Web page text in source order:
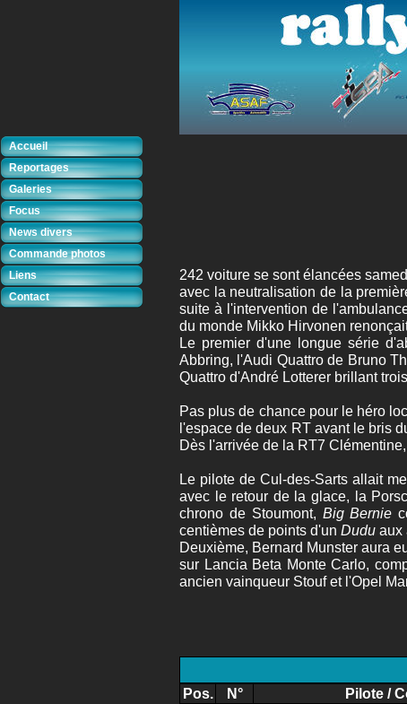
Accueil
Reportages
Galeries
Focus
News divers
Commande photos
Liens
Contact
242 voiture se sont élancées
avec la neutralisation de la
suite à l'intervention de
du monde Mikko Hirvonen
Le premier d'une longue série
Abbring, l'Audi Quattro de Bruno
Quattro d'André Lotterer brillant
Pas plus de chance pour le héro
l'espace de deux RT avant le bris
Dès l'arrivée de la RT7
Le pilote de Cul-des-Sarts allait
avec le retour de la glace, la
chrono de Stoumont, Big Bernie
centièmes de points d'un Dudu aux
Deuxième, Bernard Munster aura
sur Lancia Beta Monte Carlo,
ancien vainqueur Stouf et l'Opel
Pos.
N° Pilote /